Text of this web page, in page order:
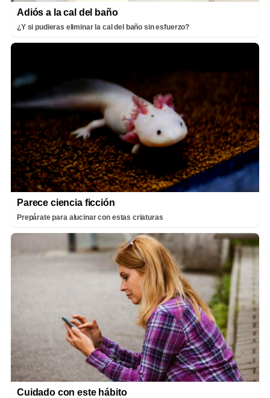
Adiós a la cal del baño
¿Y si pudieras eliminar la cal del baño sin esfuerzo?
Parece ciencia ficción
Prepárate para alucinar con estas criaturas
Cuidado con este hábito